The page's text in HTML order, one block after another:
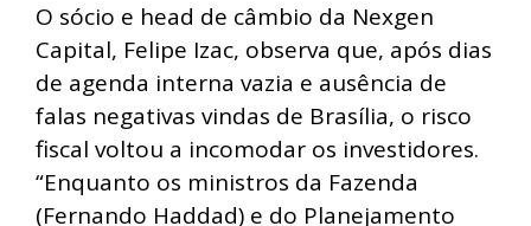
O sócio e head de câmbio da Nexgen
Capital, Felipe Izac, observa que, após dias
de agenda interna vazia e ausência de
falas negativas vindas de Brasília, o risco
fiscal voltou a incomodar os investidores.
“Enquanto os ministros da Fazenda
(Fernando Haddad) e do Planejamento